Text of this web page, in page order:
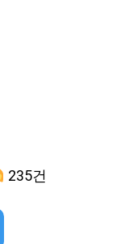
235건